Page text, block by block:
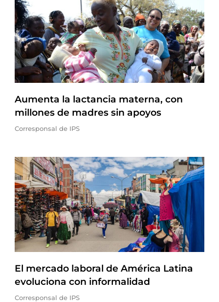
Aumenta la lactancia materna, con
millones de madres sin apoyos
Corresponsal de IPS
El mercado laboral de América Latina
evoluciona con informalidad
Corresponsal de IPS